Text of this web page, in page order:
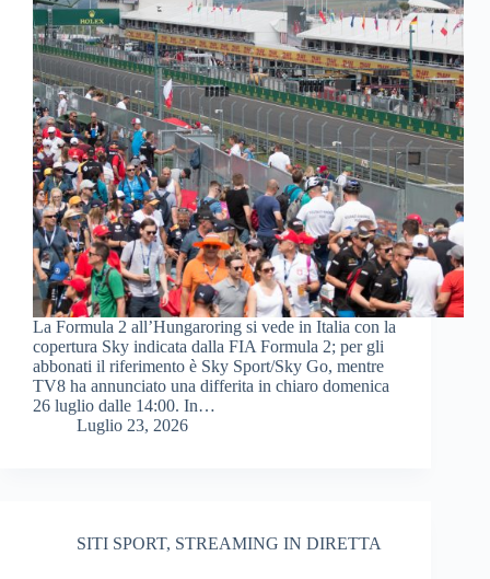
La Formula 2 all’Hungaroring si vede in Italia con la
copertura Sky indicata dalla FIA Formula 2; per gli
abbonati il riferimento è Sky Sport/Sky Go, mentre
TV8 ha annunciato una differita in chiaro domenica
26 luglio dalle 14:00. In…
Luglio 23, 2026
SITI SPORT, STREAMING IN DIRETTA